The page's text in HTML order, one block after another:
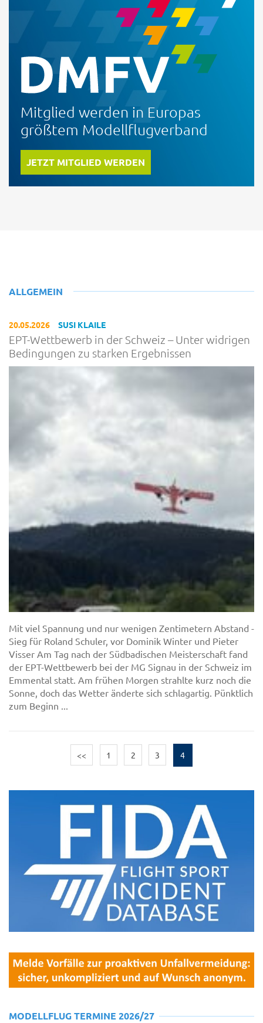
Mitglied werden in Europas
größtem Modellflugverband
JETZT MITGLIED WERDEN
ALLGEMEIN
20.05.2026 SUSI KLAILE
EPT-Wettbewerb in der Schweiz – Unter widrigen
Bedingungen zu starken Ergebnissen
Mit viel Spannung und nur wenigen Zentimetern Abstand -
Sieg für Roland Schuler, vor Dominik Winter und Pieter
Visser Am Tag nach der Südbadischen Meisterschaft fand
der EPT-Wettbewerb bei der MG Signau in der Schweiz im
Emmental statt. Am frühen Morgen strahlte kurz noch die
Sonne, doch das Wetter änderte sich schlagartig. Pünktlich
zum Beginn ...
<< 1 2 3 4
MODELLFLUG TERMINE 2026/27